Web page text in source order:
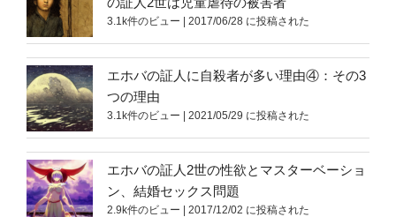
3.1k件のビュー | 2017/06/28 に投稿された
エホバの証人に自殺者が多い理由④：その3
つの理由
3.1k件のビュー | 2021/05/29 に投稿された
エホバの証人2世の性欲とマスターベーショ
ン、結婚セックス問題
2.9k件のビュー | 2017/12/02 に投稿された